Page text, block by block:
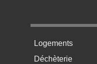
Menu pratique
Logements
Déchèterie